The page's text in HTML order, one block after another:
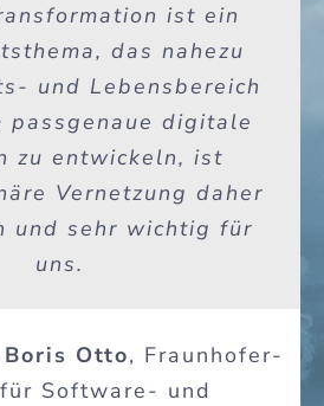
ist ein
das nahezu
und Lebensbereich
digitale
zu entwickeln, ist
Vernetzung daher
und sehr wichtig für
uns.
Otto, Fraunhofer-
Software- und